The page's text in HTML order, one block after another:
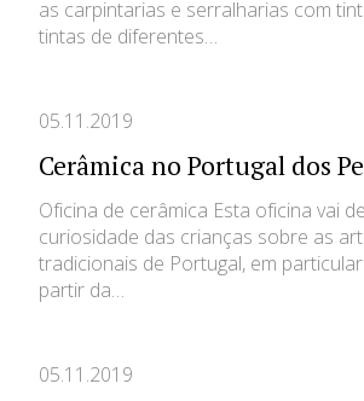
as carpintarias e serralharias com
tintas de diferentes…
05.11.2019
Cerâmica no Portugal dos
Oficina de cerâmica Esta oficina vai
curiosidade das crianças sobre as
tradicionais de Portugal, em
partir da…
05.11.2019